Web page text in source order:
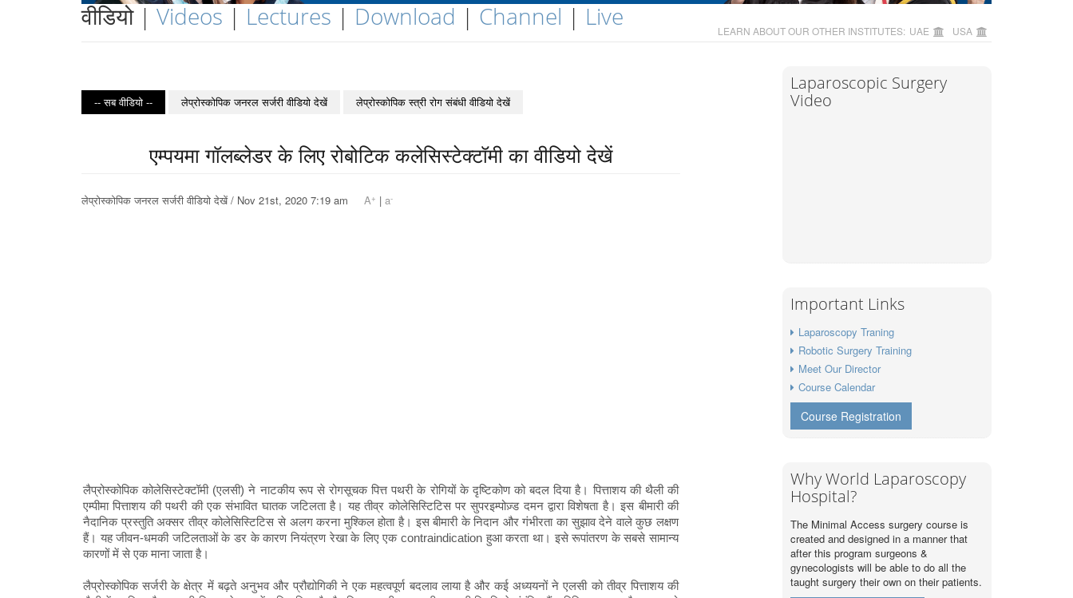
वीडियो | Videos | Lectures | Download | Channel | Live LEARN ABOUT OUR OTHER INSTITUTES: UAE USA
-- सब वीडियो -- लेप्रोस्कोपिक जनरल सर्जरी वीडियो देखें लेप्रोस्कोपिक स्त्री रोग संबंधी वीडियो देखें
एम्पयमा गॉलब्लेडर के लिए रोबोटिक कलेसिस्टेक्टॉमी का वीडियो देखें
लेप्रोस्कोपिक जनरल सर्जरी वीडियो देखें / Nov 21st, 2020 7:19 am A+ | a-
लैप्रोस्कोपिक कोलेसिस्टेक्टॉमी (एलसी) ने नाटकीय रूप से रोगसूचक पित्त पथरी के रोगियों के दृष्टिकोण को बदल दिया है। पित्ताशय की थैली की
एम्पीमा पित्ताशय की पथरी की एक संभावित घातक जटिलता है। यह तीव्र कोलेसिस्टिटिस पर सुपरइम्पोज़्ड दमन द्वारा विशेषता है। इस बीमारी की
नैदानिक ​​प्रस्तुति अक्सर तीव्र कोलेसिस्टिटिस से अलग करना मुश्किल होता है। इस बीमारी के निदान और गंभीरता का सुझाव देने वाले कुछ लक्षण
हैं। यह जीवन-धमकी जटिलताओं के डर के कारण नियंत्रण रेखा के लिए एक contraindication हुआ करता था। इसे रूपांतरण के सबसे सामान्य
कारणों में से एक माना जाता है।
लैप्रोस्कोपिक सर्जरी के क्षेत्र में बढ़ते अनुभव और प्रौद्योगिकी ने एक महत्वपूर्ण बदलाव लाया है और कई अध्ययनों ने एलसी को तीव्र पित्ताशय की
Laparoscopic Surgery
Video
Important Links
Laparoscopy Traning
Robotic Surgery Training
Meet Our Director
Course Calendar
Course Registration
Why World Laparoscopy
Hospital?
The Minimal Access surgery course is
created and designed in a manner that
after this program surgeons &
gynecologists will be able to do all the
taught surgery their own on their patients.